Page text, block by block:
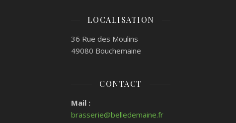
LOCALISATION
36 Rue des Moulins
49080 Bouchemaine
CONTACT
Mail :
brasserie@belledemaine.fr